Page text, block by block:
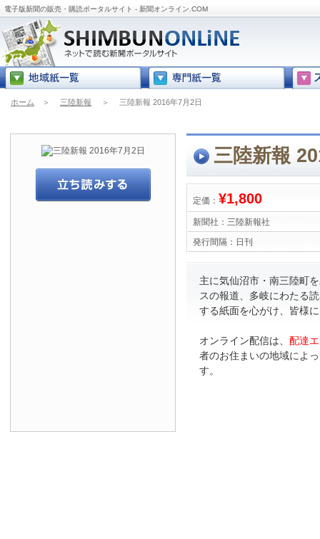
電子版新聞の販売・購読ポータルサイト - 新聞オンライン.COM
ホーム ＞ 三陸新報 ＞ 三陸新報 2016年7月2日
三陸新報
定価： ¥1,800
新聞社： 三陸新報社
発行間隔： 日刊
主に気仙沼市・南三陸町
スの報道、多岐にわたる
する紙面を心がけ、皆様
オンライン配信は、 配達
者のお住まいの地域によ
す。